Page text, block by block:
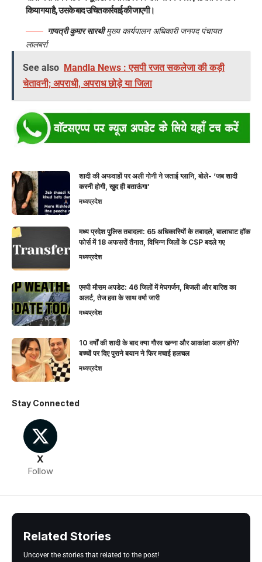
किया गया है, उसके बाद उचित कार्रवाई की जाएगी।
गायत्री कुमार सारथी मुख्य कार्यपालन अधिकारी जनपद पंचायत
लालबर्रा
See also Mandla News : एसपी रजत सकलेजा की कड़ी
चेतावनी; अपराधी, अपराध छोड़े या जिला
शादी की अफवाहों पर अली गोनी ने जताई ग्लानि, बोले- ‘जब शादी
करनी होगी, खुद ही बताऊंगा’
मध्यप्रदेश
मध्य प्रदेश पुलिस तबादला: 65 अधिकारियों के तबादले, बालाघाट हॉक
फोर्स में 18 अफसरों तैनात, विभिन्न जिलों के CSP बदले गए
मध्यप्रदेश
एमपी मौसम अपडेट: 46 जिलों में मेघगर्जन, बिजली और बारिश का
अलर्ट, तेज हवा के साथ वर्षा जारी
मध्यप्रदेश
10 वर्षों की शादी के बाद क्या गौरव खन्ना और आकांक्षा अलग होंगे?
बच्चों पर दिए पुराने बयान ने फिर मचाई हलचल
मध्यप्रदेश
Stay Connected
X
Follow
Related Stories
Uncover the stories that related to the post!